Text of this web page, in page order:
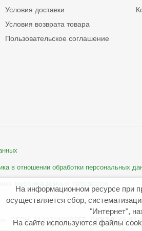
Условия доставки
Условия возврата товара
Пользовательское соглашение
в отношении обработки персональных
ОГРН: 1132311009357 ОКВЭД:
На информационном ресурсе при
осуществляется сбор,
"Интернет",
На сайте используются файлы